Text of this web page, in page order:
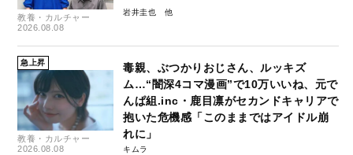
教養・カルチャー
2026.08.08
岩井圭也
急上昇
教養・カルチャー
2026.08.08
毒親、ぶつかりおじさん、ルッキズ
ム…“闇深4コマ漫画”で10万いいね、元で
んぱ組.inc・鹿目凛がセカンドキャリアで
抱いた危機感「このままではアイドル崩
れに」
キムラ